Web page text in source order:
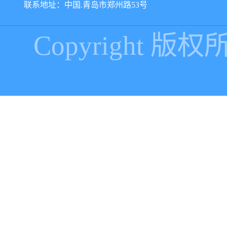
联系地址：中国.青岛市郑州路53号
Copyright 版权